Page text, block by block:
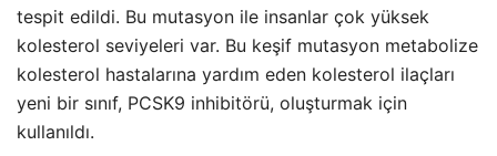
tespit edildi. Bu mutasyon ile insanlar çok yüksek
kolesterol seviyeleri var. Bu keşif mutasyon metabolize
kolesterol hastalarına yardım eden kolesterol ilaçları
yeni bir sınıf, PCSK9 inhibitörü, oluşturmak için
kullanıldı.